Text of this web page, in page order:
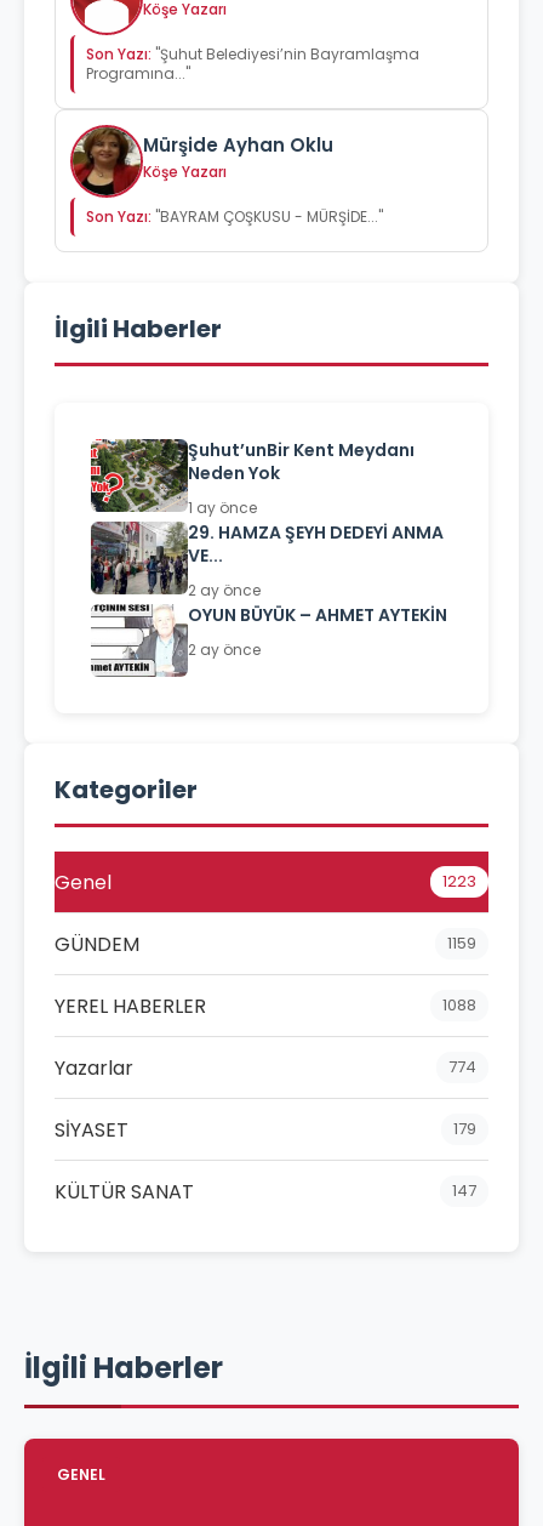
Köşe Yazarı
Son Yazı: "Şuhut Belediyesi’nin Bayramlaşma
Programına..."
Mürşide Ayhan Oklu
Köşe Yazarı
Son Yazı: "BAYRAM ÇOŞKUSU - MÜRŞİDE..."
İlgili Haberler
Şuhut’unBir Kent Meydanı
Neden Yok
1 ay önce
29. HAMZA ŞEYH DEDEYİ ANMA
VE...
2 ay önce
OYUN BÜYÜK – AHMET AYTEKİN
2 ay önce
Kategoriler
Genel 1223
GÜNDEM 1159
YEREL HABERLER 1088
Yazarlar 774
SİYASET 179
KÜLTÜR SANAT 147
İlgili Haberler
GENEL